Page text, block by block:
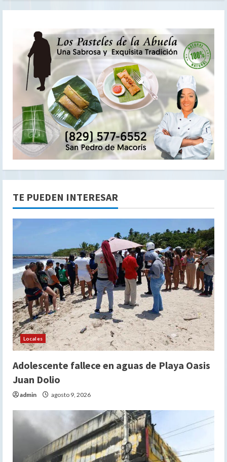
TE PUEDEN INTERESAR
Locales
Adolescente fallece en aguas de Playa Oasis
Juan Dolio
admin agosto 9, 2026